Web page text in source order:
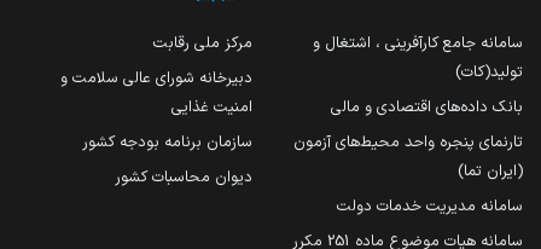
سامانه جامع کارآفرینی ، اشتغال و
تولید(کات)
بانک داده‌های اقتصادی و مالی
تارنمای پنجره واحد محیط‌های آزمون
(ایران تما)
سامانه مدیریت خدمات دولت
سامانه هیات موضوع ماده 251 مکرر
مرکز ملی رقابت
دبیرخانه شورای عالی سلامت و
امنیت غذایی
سازمان برنامه بودجه کشور
دیوان محاسبات کشور